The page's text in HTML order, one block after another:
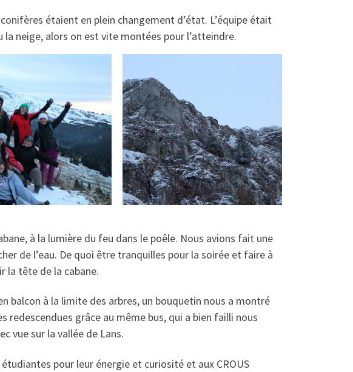
étaient en plein changement d’état. L’équipe était
la neige, alors on est vite montées pour l’atteindre.
à la lumière du feu dans le poêle. Nous avions fait une
de l’eau. De quoi être tranquilles pour la soirée et faire à
la tête de la cabane.
balcon à la limite des arbres, un bouquetin nous a montré
grâce au même bus, qui a bien failli nous
vue sur la vallée de Lans.
pour leur énergie et curiosité et aux CROUS